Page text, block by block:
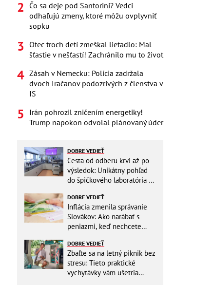
Čo sa deje pod Santorini? Vedci
odhaľujú zmeny, ktoré môžu ovplyvniť
sopku
Otec troch detí zmeškal lietadlo: Mal
šťastie v nešťastí! Zachránilo mu to život
Zásah v Nemecku: Polícia zadržala
dvoch Iračanov podozrivých z členstva v
IS
Irán pohrozil zničením energetiky!
Trump napokon odvolal plánovaný úder
DOBRE VEDIEŤ
Cesta od odberu krvi až po
výsledok: Unikátny pohľad
do špičkového laboratória na
DOBRE VEDIEŤ
Inflácia zmenila správanie
Slovákov: Ako narábať s
peniazmi, keď nechcete
DOBRE VEDIEŤ
Zbaľte sa na letný piknik bez
stresu: Tieto praktické
vychytávky vám ušetria